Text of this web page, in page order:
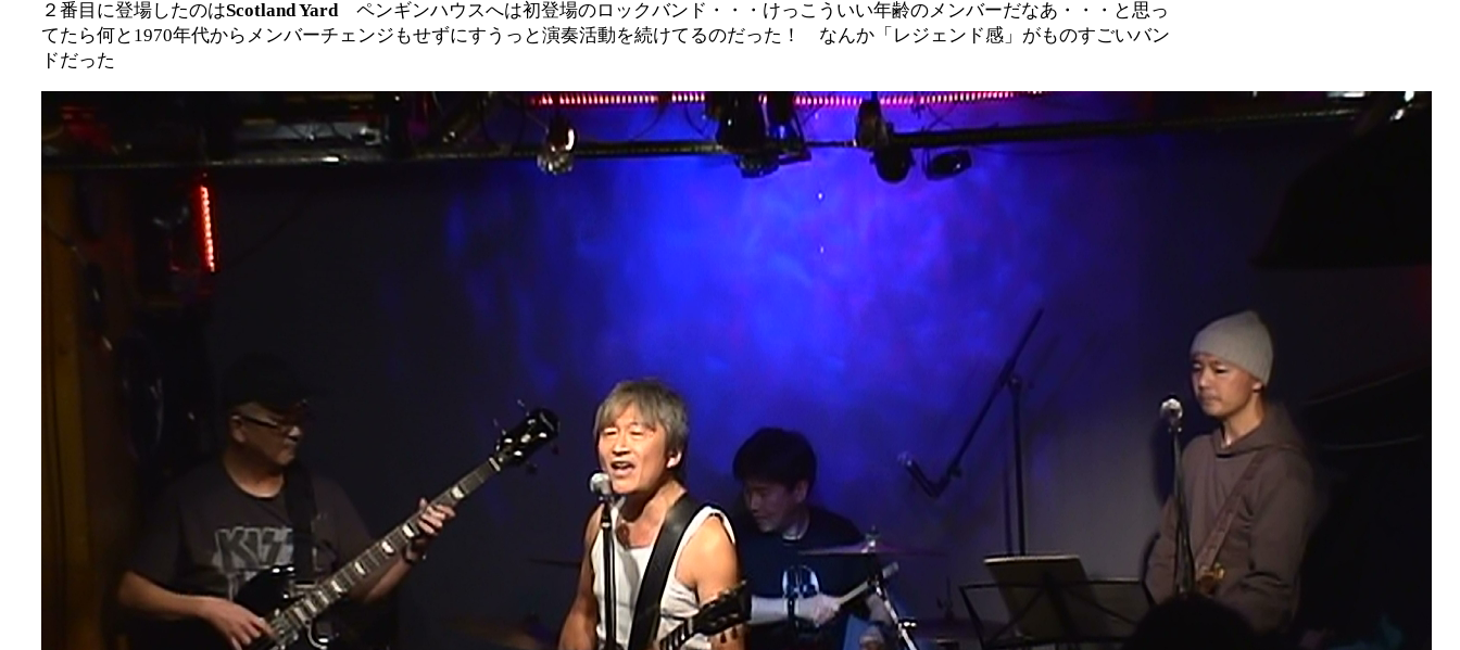
２番目に登場したのはScotland Yard ペンギンハウスへは初登場のロックバンド・・・けっこういい年齢のメンバーだなあ・・・と思っ
てたら何と1970年代からメンバーチェンジもせずにすうっと演奏活動を続けてるのだった！ なんか「レジェンド感」がものすごいバン
ドだった